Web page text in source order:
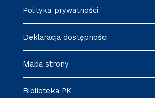
Polityka prywatności
Deklaracja dostępności
Mapa strony
Biblioteka PK